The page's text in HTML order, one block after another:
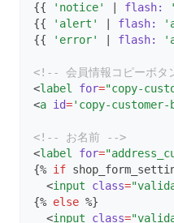
{{ 'notice' flash:
{{
'alert' flash:
{{
'error' flash:
<!-- 会員情報コピーボ
<label for="copy-
<a id='copy-
<!-- お名前 -->
<label for=
{% if
  <
input class=
{% else %}
  <
input class=